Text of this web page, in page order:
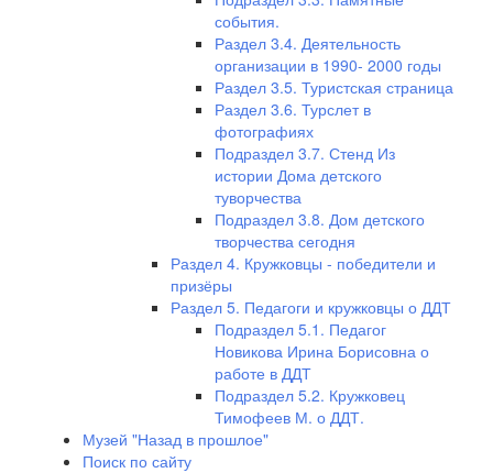
события.
Раздел 3.4. Деятельность
организации в 1990- 2000 годы
Раздел 3.5. Туристская страница
Раздел 3.6. Турслет в
фотографиях
Подраздел 3.7. Стенд Из
истории Дома детского
туворчества
Подраздел 3.8. Дом детского
творчества сегодня
Раздел 4. Кружковцы - победители и
призёры
Раздел 5. Педагоги и кружковцы о ДДТ
Подраздел 5.1. Педагог
Новикова Ирина Борисовна о
работе в ДДТ
Подраздел 5.2. Кружковец
Тимофеев М. о ДДТ.
Музей "Назад в прошлое"
Поиск по сайту